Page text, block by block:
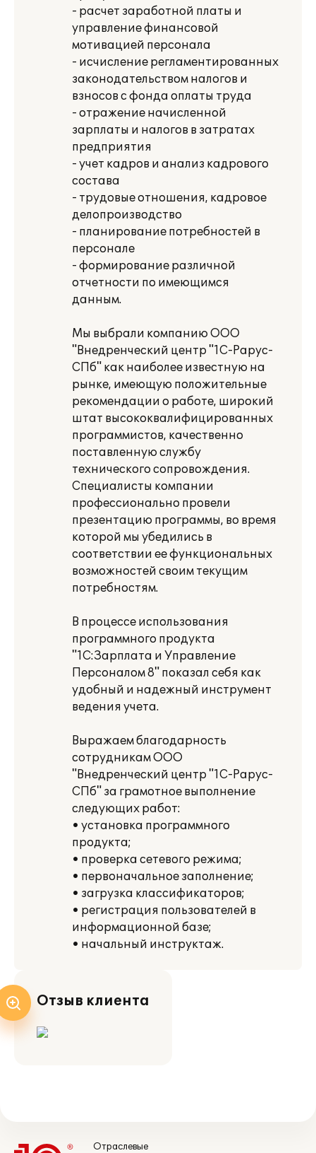
- расчет заработной платы и
управление финансовой
мотивацией персонала
- исчисление регламентированных
законодательством налогов и
взносов с фонда оплаты труда
- отражение начисленной
зарплаты и налогов в затратах
предприятия
- учет кадров и анализ кадрового
состава
- трудовые отношения, кадровое
делопроизводство
- планирование потребностей в
персонале
- формирование различной
отчетности по имеющимся
данным.
Мы выбрали компанию ООО
"Внедренческий центр "1С-Рарус-
СПб" как наиболее известную на
рынке, имеющую положительные
рекомендации о работе, широкий
штат высококвалифицированных
программистов, качественно
поставленную службу
технического сопровождения.
Специалисты компании
профессионально провели
презентацию программы, во время
которой мы убедились в
соответствии ее функциональных
возможностей своим текущим
потребностям.
В процессе использования
программного продукта
"1С:Зарплата и Управление
Персоналом 8" показал себя как
удобный и надежный инструмент
ведения учета.
Выражаем благодарность
сотрудникам ООО
"Внедренческий центр "1С-Рарус-
СПб" за грамотное выполнение
следующих работ:
• установка программного
продукта;
• проверка сетевого режима;
• первоначальное заполнение;
• загрузка классификаторов;
• регистрация пользователей в
информационной базе;
• начальный инструктаж.
Отзыв клиента
Отраслевые